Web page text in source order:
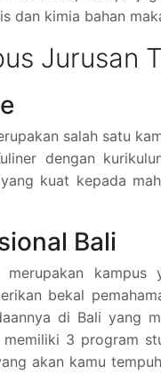
dan kimia bahan
Jurusan
salah satu
dengan
kuat kepada
Bali
kampus
bekal
di Bali yang
3 program
akan kamu